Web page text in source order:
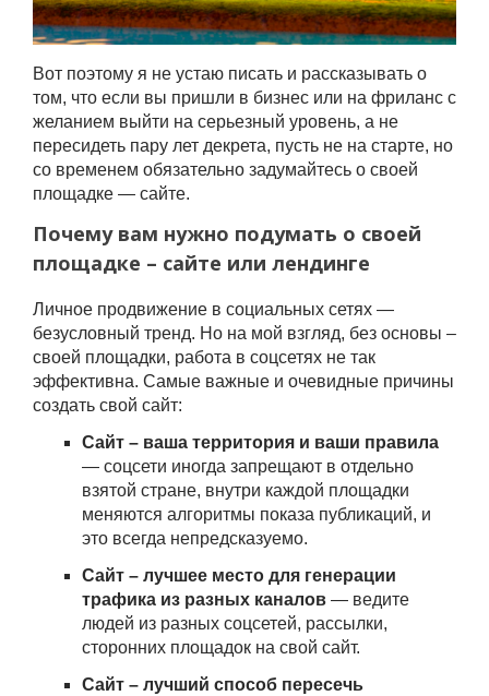
Вот поэтому я не устаю писать и рассказывать о
том, что если вы пришли в бизнес или на фриланс с
желанием выйти на серьезный уровень, а не
пересидеть пару лет декрета, пусть не на старте, но
со временем обязательно задумайтесь о своей
площадке — сайте.
Почему вам нужно подумать о своей
площадке – сайте или лендинге
Личное продвижение в социальных сетях —
безусловный тренд. Но на мой взгляд, без основы –
своей площадки, работа в соцсетях не так
эффективна. Самые важные и очевидные причины
создать свой сайт:
Сайт – ваша территория и ваши правила
— соцсети иногда запрещают в отдельно
взятой стране, внутри каждой площадки
меняются алгоритмы показа публикаций, и
это всегда непредсказуемо.
Сайт – лучшее место для генерации
трафика из разных каналов— ведите
людей из разных соцсетей, рассылки,
сторонних площадок на свой сайт.
Сайт – лучший способ пересечь